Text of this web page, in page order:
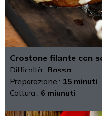
Crostone filante con
Difficoltà : Bassa
Preparazione : 15 minuti
Cottura : 6 miunuti